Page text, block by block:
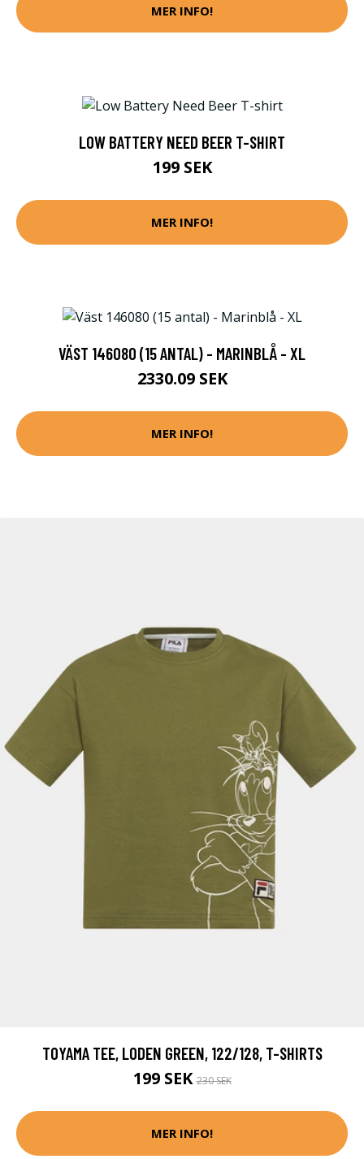
MER INFO!
LOW BATTERY NEED BEER T-SHIRT
199 SEK
MER INFO!
VÄST 146080 (15 ANTAL) - MARINBLÅ - XL
2330.09 SEK
MER INFO!
TOYAMA TEE, LODEN GREEN, 122/128, T-SHIRTS
199 SEK230 SEK
MER INFO!